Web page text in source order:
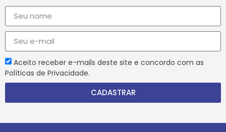
Aceito receber e-mails deste site e concordo com as
Políticas de Privacidade.
CADASTRAR